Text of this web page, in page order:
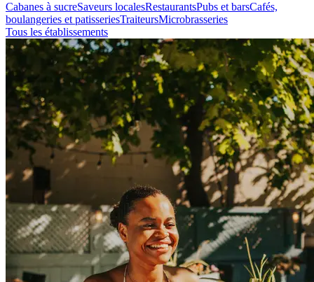
Cabanes à sucreSaveurs localesRestaurantsPubs et barsCafés,
boulangeries et patisseriesTraiteursMicrobrasseries
Tous les établissements